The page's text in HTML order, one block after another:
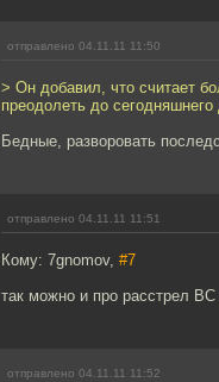
отправлено 04.11.11 11:50
> Он добавил, что считает
преодолеть до сегодняшнего
Бедные, разворовать
отправлено 04.11.11 11:51
Кому: 7gnomov, #7
так можно и про расстрел ВС
отправлено 04.11.11 11:52